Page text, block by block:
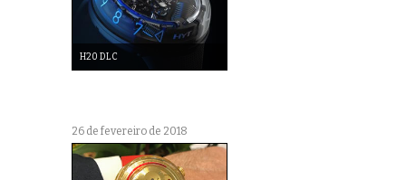
H20 DLC
26 de fevereiro de 2018